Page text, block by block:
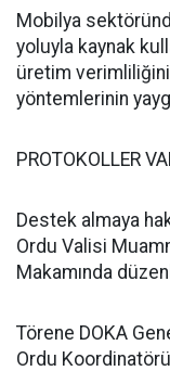
Mobilya
yoluyla kaynak
üretim
yöntemlerinin
PROTOKOLLER
Destek almaya
Ordu Valisi
Makamında
Törene DOKA
Ordu